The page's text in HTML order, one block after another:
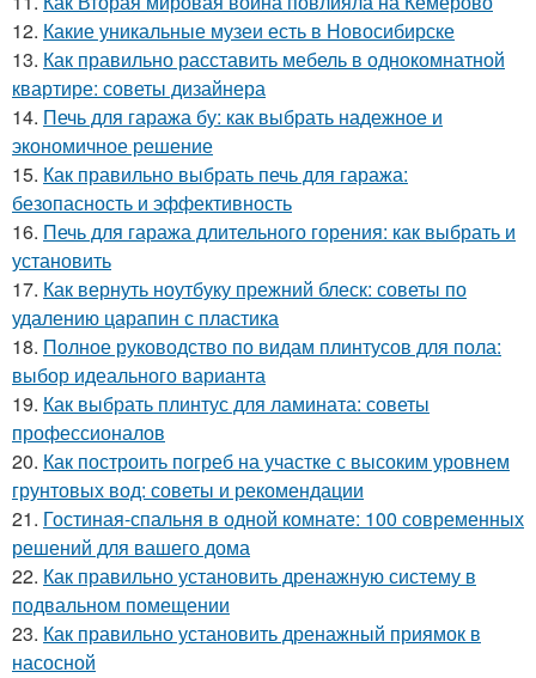
12. Какие уникальные музеи есть в Новосибирске
13. Как правильно расставить мебель в однокомнатной
квартире: советы дизайнера
14. Печь для гаража бу: как выбрать надежное и
экономичное решение
15. Как правильно выбрать печь для гаража:
безопасность и эффективность
16. Печь для гаража длительного горения: как выбрать и
установить
17. Как вернуть ноутбуку прежний блеск: советы по
удалению царапин с пластика
18. Полное руководство по видам плинтусов для пола:
выбор идеального варианта
19. Как выбрать плинтус для ламината: советы
профессионалов
20. Как построить погреб на участке с высоким уровнем
грунтовых вод: советы и рекомендации
21. Гостиная-спальня в одной комнате: 100 современных
решений для вашего дома
22. Как правильно установить дренажную систему в
подвальном помещении
23. Как правильно установить дренажный приямок в
насосной